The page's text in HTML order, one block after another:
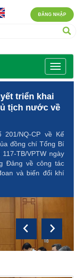
ĐĂNG NHẬP
triển khai
tịch nước về
NQ-CP về Kế
đồng chí Tổng Bí
TB/VPTW ngày
Đảng về công tác
và biến đổi khí